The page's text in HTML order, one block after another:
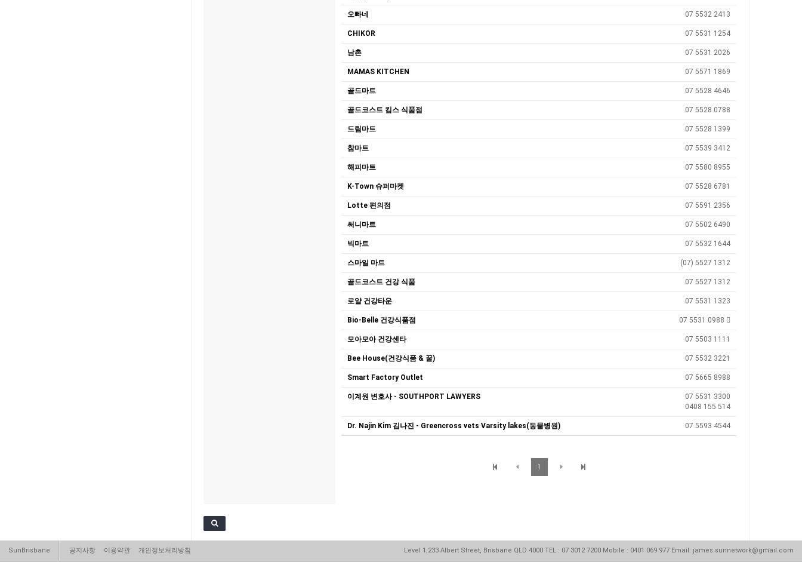
오빠네 07 5532 2413
CHIKOR 07 5531 1254
남촌 07 5531 2026
MAMAS KITCHEN 07 5571 1869
골드마트 07 5528 4646
골드코스트 킴스 식품점 07 5528 0788
드림마트 07 5528 1399
참마트 07 5539 3412
해피마트 07 5580 8955
K-Town 슈퍼마켓 07 5528 6781
Lotte 편의점 07 5591 2356
써니마트 07 5502 6490
빅마트 07 5532 1644
스마일 마트 (07) 5527 1312
골드코스트 건강 식품 07 5527 1312
로얄 건강타운 07 5531 1323
Bio-Belle 건강식품점 07 5531 0988 
모아모아 건강센타 07 5503 1111
Bee House(건강식품 & 꿀) 07 5532 3221
Smart Factory Outlet 07 5665 8988
이계원 변호사 - SOUTHPORT LAWYERS
07 5531 3300
0408 155 514
Dr. Najin Kim 김나진 - Greencross vets Varsity lakes(동물병원) 07 5593 4544
1
SunBrisbane 공지사항 이용약관 개인정보처리방침 Level 1,233 Albert Street, Brisbane QLD 4000 TEL : 07 3012 7200 Mobile : 0401 069 977 Email: james.sunnetwork@gmail.com